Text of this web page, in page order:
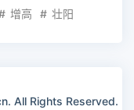
增高 壮阳
All Rights Reserved.